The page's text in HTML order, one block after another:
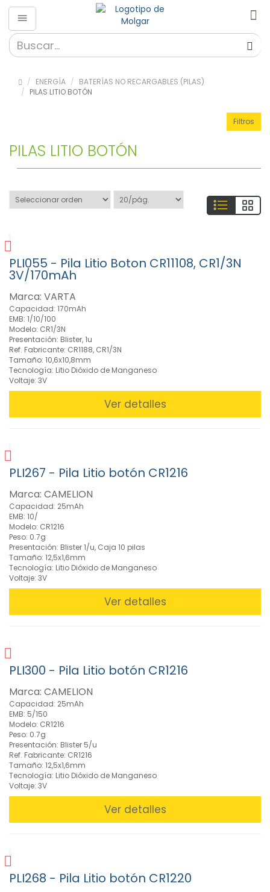
ENERGÍA
BATERÍAS NO RECARGABLES (PILAS)
PILAS LITIO BOTÓN
Energía
»
(Power
Supply) (134)
(57)
»
de Ni-Cd
/ Ni-MH
Plomo
(50)
» Baterías
de
Reemplazo
(83)
» Baterías
no
Recargables
(Pilas) (258)
Pilas
Litio
(24)
Pilas
Alcalinas
(50)
Pilas
Alcalinas
de
(24)
Óxido
de
Plata
(19)
Pilas
de
Litio
Cilíndricas
3,6V
(28)
Pilas
cilíndricas
de
Filtros
PILAS LITIO BOTÓN
PLI055 - Pila Litio Boton CR11108, CR1/3N
3V/170mAh
Marca: VARTA
Capacidad: 170mAh
EMB: 1/10/100
Modelo: CR1/3N
Presentación: Blister, 1u
Ref. Fabricante: CR1188, CR1/3N
Tamaño: 10,6x10,8mm
Tecnología: Litio Dióxido de Manganeso
Voltaje: 3V
Ver detalles
PLI267 - Pila Litio botón CR1216
Marca: CAMELION
Capacidad: 25mAh
EMB: 10/
Modelo: CR1216
Peso: 0.7g
Presentación: Blister 1/u, Caja 10 pilas
Tamaño: 12,5x1,6mm
Tecnología: Litio Dióxido de Manganeso
Voltaje: 3V
Ver detalles
PLI300 - Pila Litio botón CR1216
Marca: CAMELION
Capacidad: 25mAh
EMB: 5/150
Modelo: CR1216
Peso: 0.7g
Presentación: Blister 5/u
Ref. Fabricante: CR1216
Tamaño: 12,5x1,6mm
Tecnología: Litio Dióxido de Manganeso
Voltaje: 3V
Ver detalles
PLI268 - Pila Litio botón CR1220